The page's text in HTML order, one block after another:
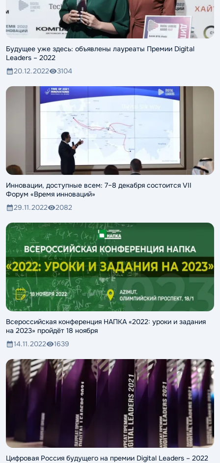
Будущее уже здесь: объявлены лауреаты Премии Digital
Leaders – 2022
20.12.2022
3104
Инновации, доступные всем: 7–8 декабря состоится VII
Форум «Время инноваций»
29.11.2022
2082
Всероссийская конференция НАПКА «2022: уроки и задания
на 2023» пройдёт 18 ноября
14.11.2022
1639
Цифровая Россия будущего на премии Digital Leaders – 2022